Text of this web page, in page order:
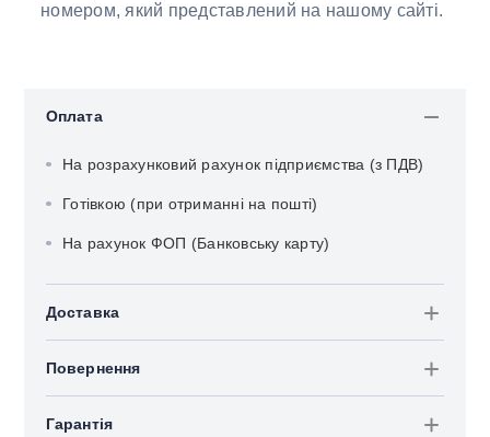
номером, який представлений на нашому сайті.
Оплата
На розрахунковий рахунок підприємства (з ПДВ)
Готівкою (при отриманні на пошті)
На рахунок ФОП (Банковську карту)
Доставка
Повернення
Гарантія